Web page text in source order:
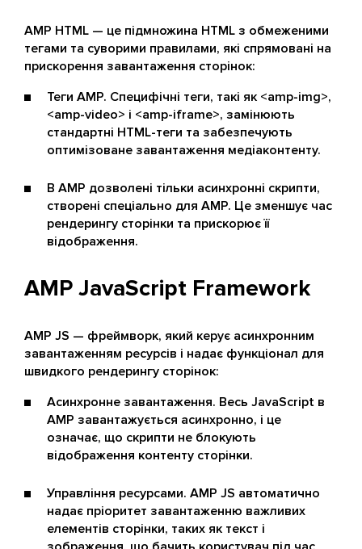
AMP HTML — це підмножина HTML з обмеженими
тегами та суворими правилами, які спрямовані на
прискорення завантаження сторінок:
Теги AMP. Специфічні теги, такі як <amp-img>,
<amp-video> і <amp-iframe>, замінюють
стандартні HTML-теги та забезпечують
оптимізоване завантаження медіаконтенту.
В AMP дозволені тільки асинхронні скрипти,
створені спеціально для AMP. Це зменшує час
рендерингу сторінки та прискорює її
відображення.
AMP JavaScript Framework
AMP JS — фреймворк, який керує асинхронним
завантаженням ресурсів і надає функціонал для
швидкого рендерингу сторінок:
Асинхронне завантаження. Весь JavaScript в
AMP завантажується асинхронно, і це
означає, що скрипти не блокують
відображення контенту сторінки.
Управління ресурсами. AMP JS автоматично
надає пріоритет завантаженню важливих
елементів сторінки, таких як текст і